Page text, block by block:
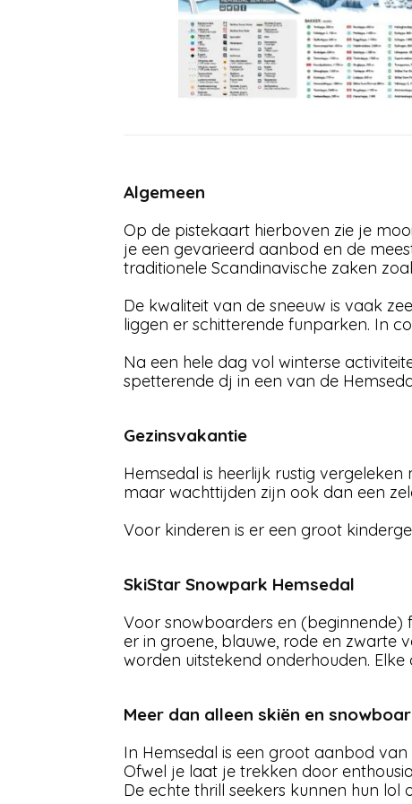
Algemeen
Op de pistekaart hierboven zie je
je een gevarieerd aanbod en de
traditionele Scandinavische zaken
De kwaliteit van de sneeuw is vaak
liggen er schitterende funparken. In
Na een hele dag vol winterse
spetterende dj in een van de
Gezinsvakantie
Hemsedal is heerlijk rustig
maar wachttijden zijn ook dan een
Voor kinderen is er een groot
SkiStar Snowpark Hemsedal
Voor snowboarders en (beginnende)
er in groene, blauwe, rode en zwarte
worden uitstekend onderhouden.
Meer dan alleen skiën en
In Hemsedal is een groot aanbod
Ofwel je laat je trekken door
De echte thrill seekers kunnen hun